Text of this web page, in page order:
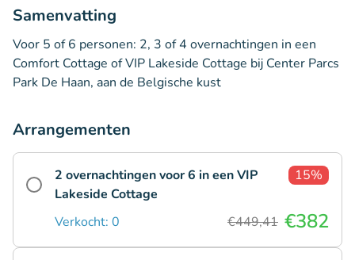
Samenvatting
Voor 5 of 6 personen: 2, 3 of 4 overnachtingen in een
Comfort Cottage of VIP Lakeside Cottage bij Center Parcs
Park De Haan, aan de Belgische kust
Arrangementen
2 overnachtingen voor 6 in een VIP
Lakeside Cottage
15%
Verkocht: 0 €449,41 €382